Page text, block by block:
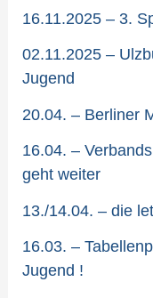
16.11.2025 – 3.
02.11.2025 –
Jugend
20.04. – Berliner
16.04. –
geht weiter
13./14.04. – die
16.03. –
Jugend !